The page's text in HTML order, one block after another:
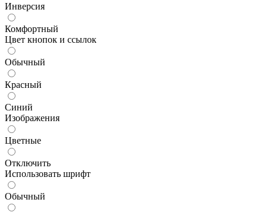
Инверсия
Комфортный
Цвет кнопок и ссылок
Обычный
Красный
Синий
Изображения
Цветные
Отключить
Использовать шрифт
Обычный